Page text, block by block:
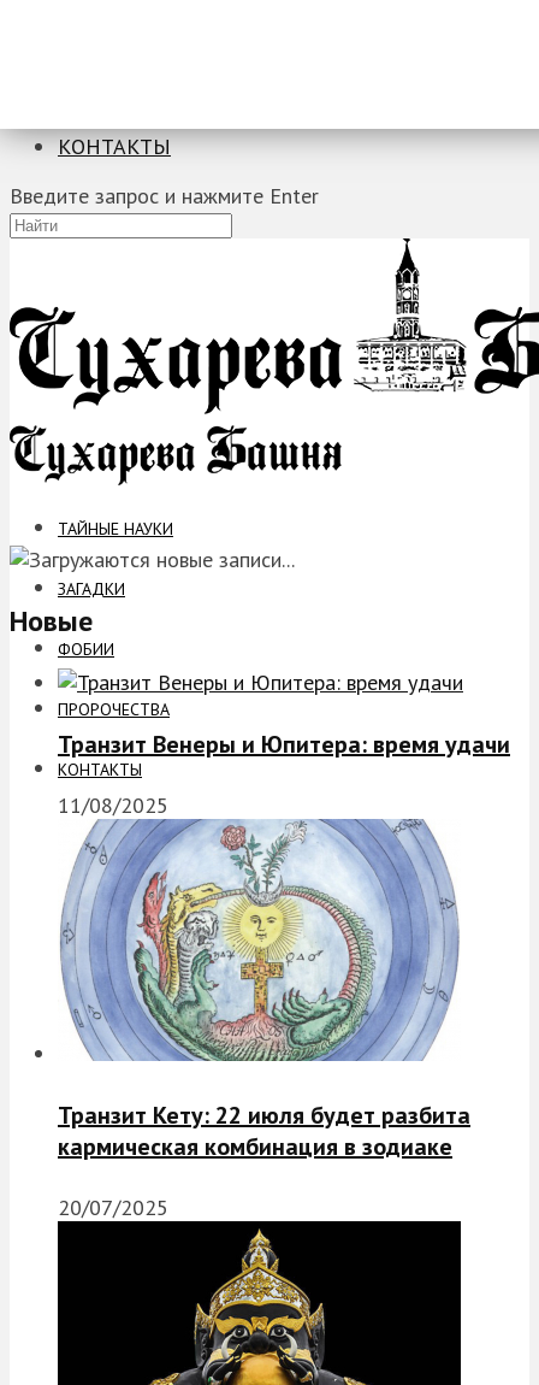
КОНТАКТЫ
Введите запрос и нажмите Enter
ТАЙНЫЕ НАУКИ
ЗАГАДКИ
ФОБИИ
ПРОРОЧЕСТВА
КОНТАКТЫ
Новые
Транзит Венеры и Юпитера: время удачи
11/08/2025
Транзит Кету: 22 июля будет разбита
кармическая комбинация в зодиаке
20/07/2025